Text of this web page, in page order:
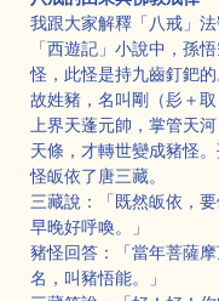
我跟大家解釋「八戒」
「西遊記」小說中，孫
怪，此怪是持九齒釘鈀
故姓豬，名叫剛（髟＋
上界天蓬元帥，掌管天
天條，才轉世變成豬怪
怪皈依了唐三藏。
三藏說：「既然皈依，
早晚好呼喚。」
豬怪回答：「當年菩薩
名，叫豬悟能。」